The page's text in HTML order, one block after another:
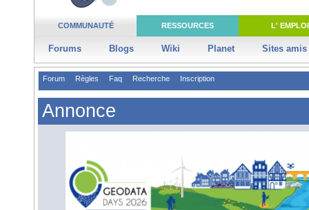
COMMUNAUTÉ RESSOURCES L' EMPLOI
Forums Blogs Wiki Planet Sites amis
Forum Règles Faq Recherche Inscription
Annonce